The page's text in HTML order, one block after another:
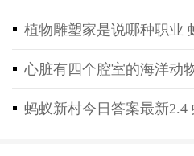
植物雕塑家是说哪种职业
心脏有四个腔室的海洋动
蚂蚁新村今日答案最新2.4